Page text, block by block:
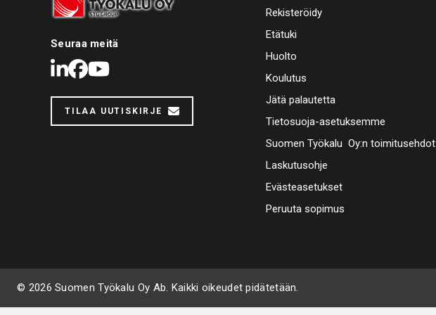
Seuraa meitä
LinkedIn
Facebook
Youtube
TILAA UUTISKIRJE
Rekisteröidy
Etätuki
Huolto
Koulutus
Jätä palautetta
Tietosuoja-asetuksemme
Suomen Työkalu Oy:n toimitusehdot
Laskutusohje
Evästeasetukset
Peruuta sopimus
© 2026 Suomen Työkalu Oy Ab. Kaikki oikeudet pidätetään.